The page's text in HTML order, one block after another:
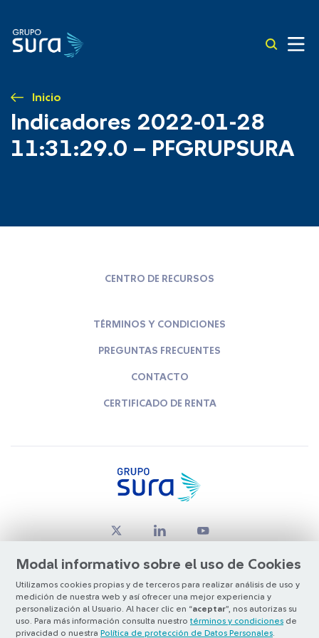
Inicio
Indicadores 2022-01-28
11:31:29.0 – PFGRUPSURA
Modal informativo sobre el uso de Cookies
Utilizamos cookies propias y de terceros para realizar análisis de uso y
medición de nuestra web y así ofrecer una mejor experiencia y
personalización al Usuario. Al hacer clic en “aceptar”, nos autorizas su
uso. Para más información consulta nuestro términos y condiciones de
privacidad o nuestra Política de protección de Datos Personales
CENTRO DE RECURSOS
TÉRMINOS Y CONDICIONES
PREGUNTAS FRECUENTES
CONTACTO
CERTIFICADO DE RENTA
© Copyright Grupo SURA 2026